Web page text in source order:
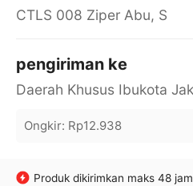
CTLS 008 Ziper Abu, S
pengiriman ke
Ongkir: Rp12.938
Produk dikirimkan maks 48 jam